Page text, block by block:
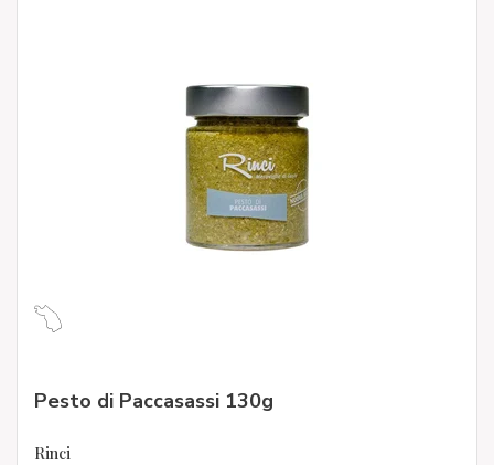
Pesto di Paccasassi 130g
Rinci